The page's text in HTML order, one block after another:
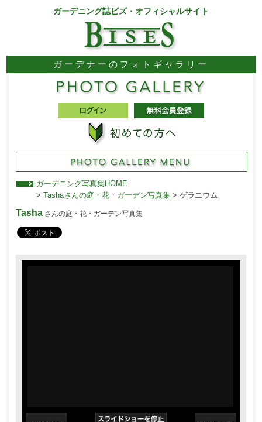
ガーデニング誌ビズ・オフィシャルサイト
ガーデナーのフォトギャラリー
ガーデニング写真集HOME
> Tashaさんの庭・花・ガーデン写真集> ゲラニウム
Tashaさんの庭・花・ガーデン写真集